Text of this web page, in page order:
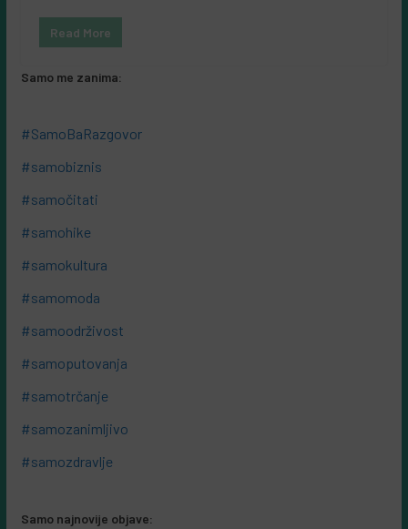
Read More
Samo me zanima:
#SamoBaRazgovor
#samobiznis
#samočitati
#samohike
#samokultura
#samomoda
#samoodrživost
#samoputovanja
#samotrčanje
#samozanimljivo
#samozdravlje
Samo najnovije objave: